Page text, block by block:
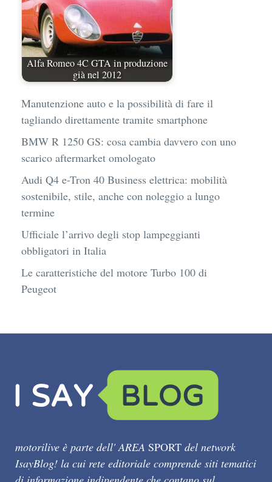
Alfa Romeo 4C GTA in produzione
già nel 2012
Manutenzione auto e la possibilità di fare il
tagliando direttamente tramite smartphone
BMW R 1250 GS: cosa cambia davvero con uno
scarico aftermarket omologato
Audi Q4 e-Tron 40 Business elettrica: mobilità
sostenibile, stile, anche con noleggio a lungo
termine
Ufficiale l’arrivo degli stop lampeggianti
obbligatori in Italia
Le caratteristiche del motore Turbo 100 di
Peugeot
motorilive è parte dell' AREA SPORT del network
IsayBlog! la cui rete editoriale comprende siti tematici